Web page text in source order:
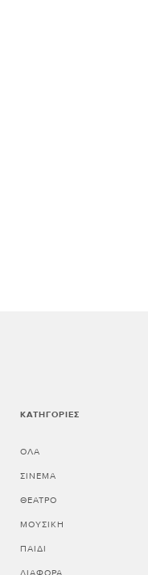
ΚΑΤΗΓΟΡΊΕΣ
ΌΛΑ
ΣΙΝΕΜΆ
ΘΈΑΤΡΟ
ΜΟΥΣΙΚΉ
ΠΑΙΔΊ
ΔΙΆΦΟΡΑ